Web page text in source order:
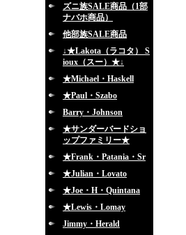
ズニ族SALE商品（1部
ナバホ商品）
他部族SALE商品
↓★Lakota（ラコタ） S
ioux（スー）★↓
★Michael・Haskell
★Paul・Szabo
Barry・Johnson
★サンダーバードショ
ップファミリー★
★Frank・Patania・Sr
★Julian・Lovato
★Joe・H・Quintana
★Lewis・Lomay
Jimmy・Herald